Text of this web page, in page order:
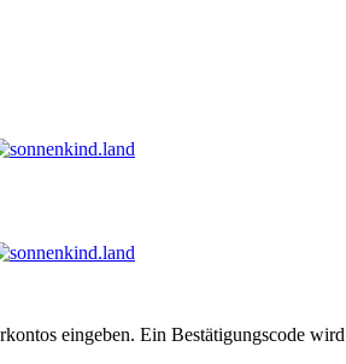
eingeben. Ein Bestätigungscode